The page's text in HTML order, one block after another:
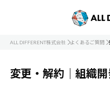
ALL DIFFERENT株式会社 よくあるご質問
変更・解約｜組織